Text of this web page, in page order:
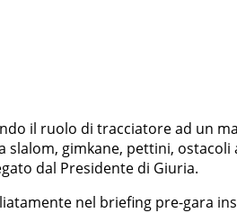
il ruolo di tracciatore ad un
gimkane, pettini,
dal Presidente di Giuria.
nel briefing pre-gara